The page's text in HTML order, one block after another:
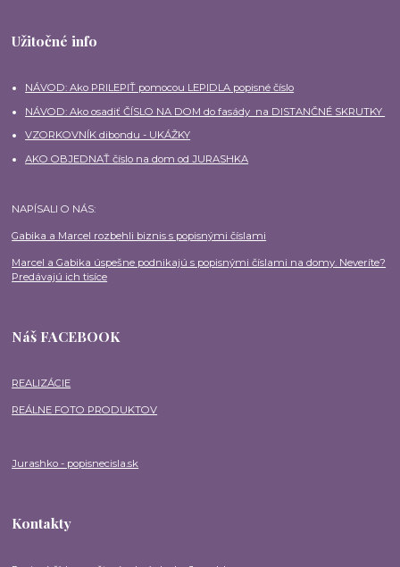
Užitočné info
NÁVOD: Ako PRILEPIŤ pomocou LEPIDLA popisné číslo
NÁVOD: Ako osadiť ČÍSLO NA DOM do fasády na DISTANČNÉ SKRUTKY
VZORKOVNÍK dibondu - UKÁŽKY
AKO OBJEDNAŤ číslo na dom od JURASHKA
NAPÍSALI O NÁS:
Gabika a Marcel rozbehli biznis s popisnými číslami
Marcel a Gabika úspešne podnikajú s popisnými číslami na domy. Neveríte?
Predávajú ich tisíce
Náš FACEBOOK
REALIZÁCIE
REÁLNE FOTO PRODUKTOV
Jurashko - popisnecisla.sk
Kontakty